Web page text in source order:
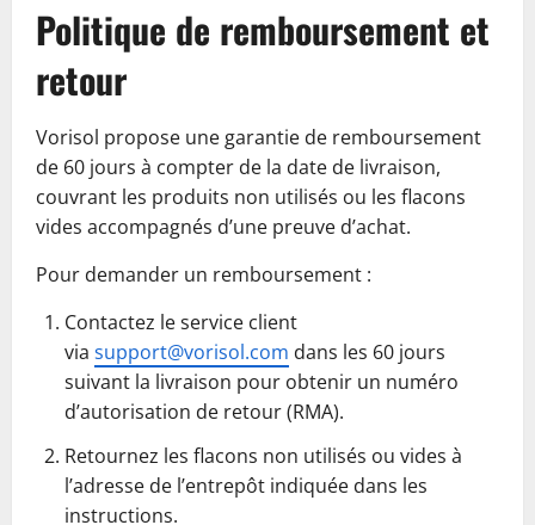
Politique de remboursement et
retour
Vorisol propose une garantie de remboursement
de 60 jours à compter de la date de livraison,
couvrant les produits non utilisés ou les flacons
vides accompagnés d’une preuve d’achat.
Pour demander un remboursement :
Contactez le service client
via support@vorisol.com dans les 60 jours
suivant la livraison pour obtenir un numéro
d’autorisation de retour (RMA).
Retournez les flacons non utilisés ou vides à
l’adresse de l’entrepôt indiquée dans les
instructions.